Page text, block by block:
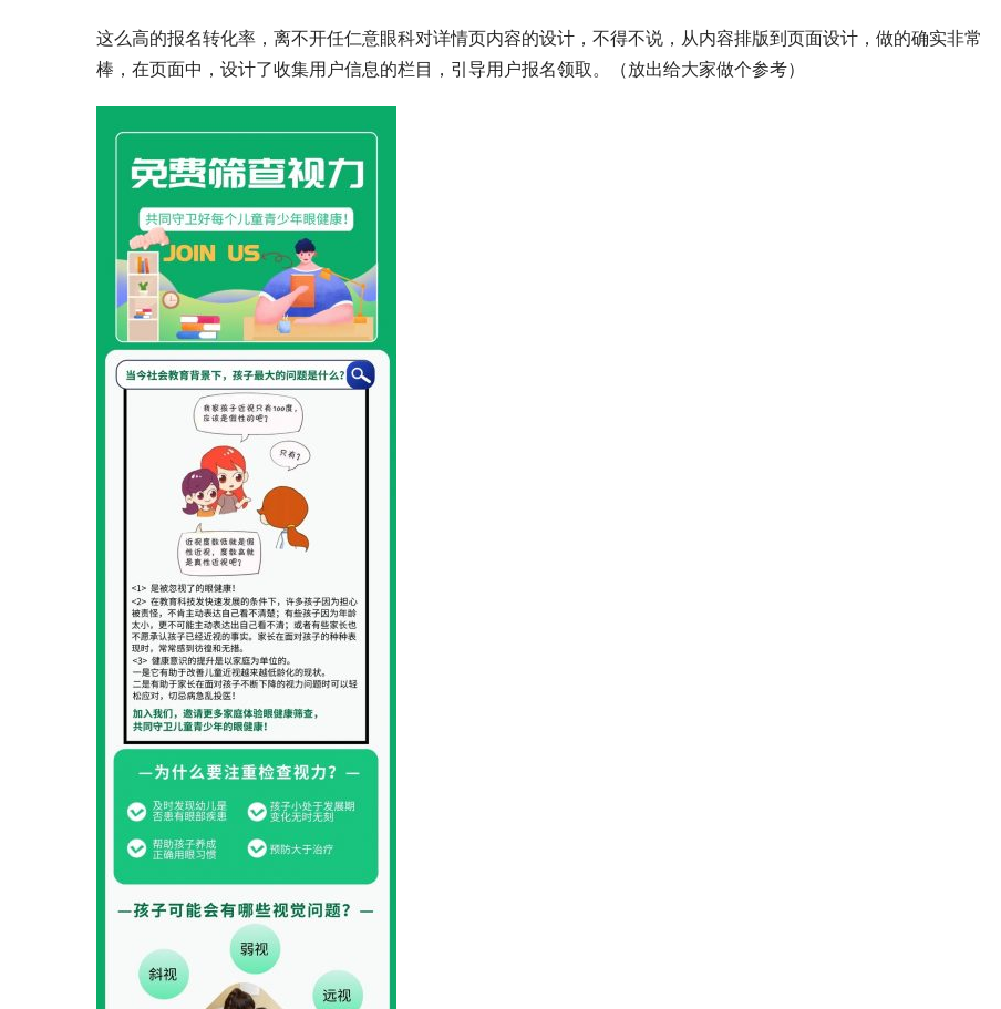
这么高的报名转化率，离不开任仁意眼科对详情页内容的设计，不得不说，从内容排版到页面设计，做的确实非常
棒，在页面中，设计了收集用户信息的栏目，引导用户报名领取。（放出给大家做个参考）